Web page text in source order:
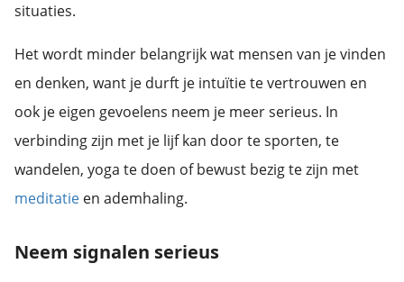
situaties.
Het wordt minder belangrijk wat mensen van je vinden
en denken, want je durft je intuïtie te vertrouwen en
ook je eigen gevoelens neem je meer serieus. In
verbinding zijn met je lijf kan door te sporten, te
wandelen, yoga te doen of bewust bezig te zijn met
meditatie en ademhaling.
Neem signalen serieus